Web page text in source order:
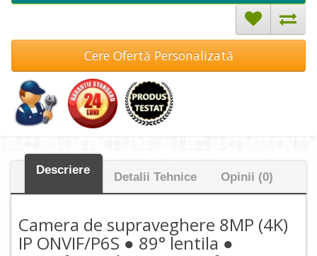
Cere Ofertă Personalizată
Descriere
Detalii Tehnice Opinii (0)
Camera de supraveghere 8MP (4K)
IP ONVIF/P6S ● 89° lentila ●